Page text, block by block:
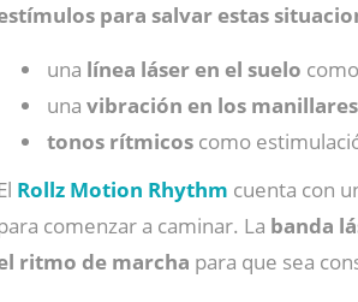
para salvar estas
una línea láser en el suelo
una vibración en los manillares
tonos rítmicos como
Rollz Motion Rhythm cuenta con
comenzar a caminar. La banda
ritmo de marcha para que sea